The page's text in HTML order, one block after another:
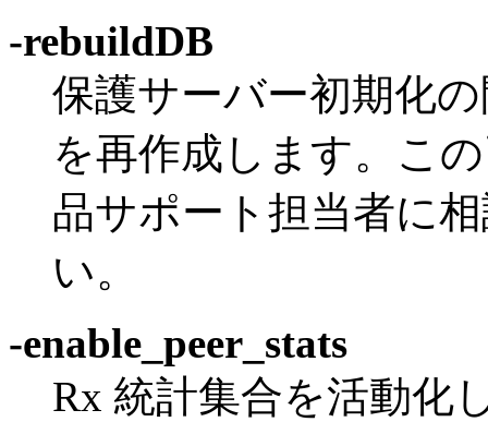
-rebuildDB
保護サーバー初期化
を再作成します。こ
品サポート担当者に
い。
-enable_peer_stats
Rx 統計集合を活動化